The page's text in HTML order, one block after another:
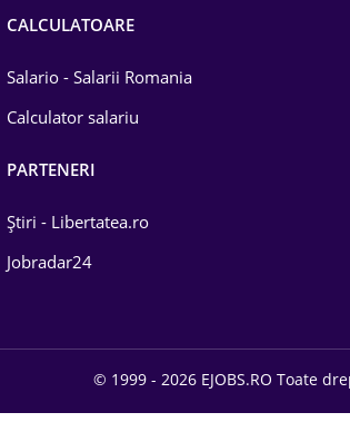
CALCULATOARE
Salario - Salarii Romania
Calculator salariu
PARTENERI
Știri - Libertatea.ro
Jobradar24
© 1999 - 2026 EJOBS.RO Toate